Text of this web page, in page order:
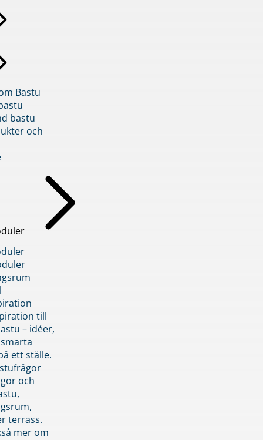
Bastu
bastu
och
till
– idéer,
ett ställe.
och
terrass.
mer om